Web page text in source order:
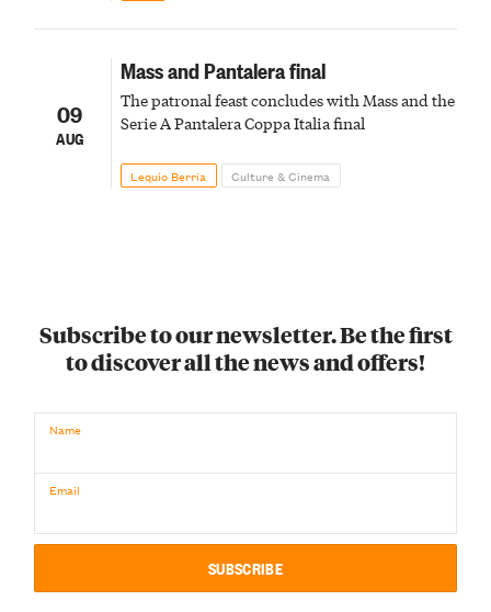
09
AUG
Mass and Pantalera final
The patronal feast concludes with Mass and the
Serie A Pantalera Coppa Italia final
Lequio Berria Culture & Cinema
Subscribe to our newsletter. Be the first
to discover all the news and offers!
Name
Email